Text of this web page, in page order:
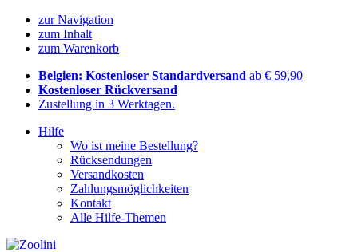
zur Navigation
zum Inhalt
zum Warenkorb
Belgien: Kostenloser Standardversand ab € 59,90
Kostenloser Rückversand
Zustellung in 3 Werktagen.
Hilfe
Wo ist meine Bestellung?
Rücksendungen
Versandkosten
Zahlungsmöglichkeiten
Kontakt
Alle Hilfe-Themen